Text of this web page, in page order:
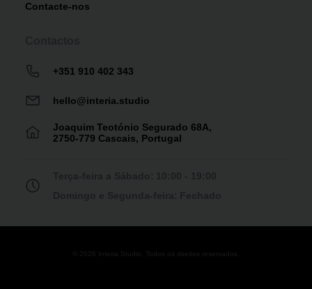
Contacte-nos
+351 910 402 343
hello@interia.studio
Joaquim Teotónio Segurado 68A,
2750-779 Cascais, Portugal
© 2026 Interia Studio. Todos os direitos reservados.